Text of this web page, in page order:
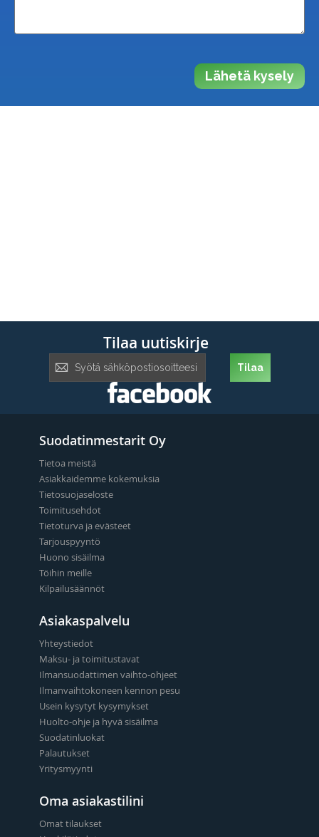
Lähetä kysely
Tilaa uutiskirje
uutiskirje:
Tilaa
Suodatinmestarit Oy
Tietoa meistä
Asiakkaidemme kokemuksia
Tietosuojaseloste
Toimitusehdot
Tietoturva ja evästeet
Tarjouspyyntö
Huono sisäilma
Töihin meille
Kilpailusäännöt
Asiakaspalvelu
Yhteystiedot
Maksu- ja toimitustavat
Ilmansuodattimen vaihto-ohjeet
Ilmanvaihtokoneen kennon pesu
Usein kysytyt kysymykset
Huolto-ohje ja hyvä sisäilma
Suodatinluokat
Palautukset
Yritysmyynti
Oma asiakastilini
Omat tilaukset